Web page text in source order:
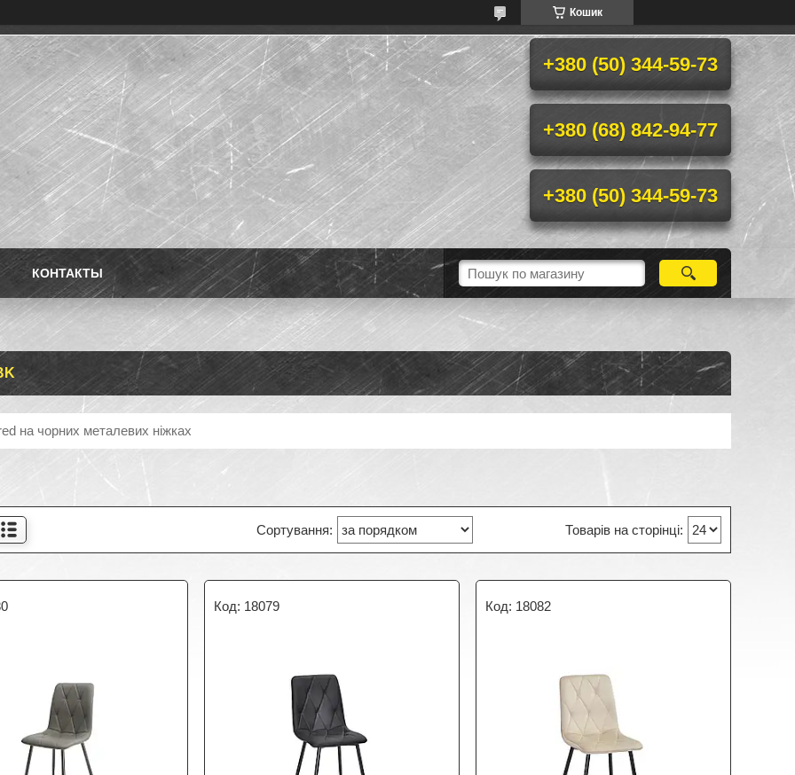
Кошик
+380 (50) 344-59-73
+380 (68) 842-94-77
+380 (50) 344-59-73
КОНТАКТЫ
на чорних металевих ніжках
18079 18082